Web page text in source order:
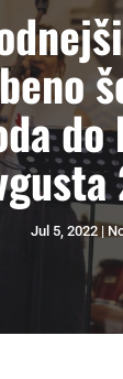
do
Jul 5, 2022